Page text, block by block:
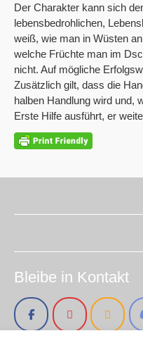
Der Charakter kann sich
lebensbedrohlichen,
weiß, wie man in Wüsten
welche Früchte man im
nicht. Auf mögliche
Zusätzlich gilt, dass die
halben Handlung wird und,
Erste Hilfe ausführt, er
Bleibe in Kontakt